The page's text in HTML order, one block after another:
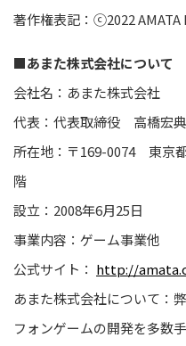
著作権表記：ⓒ2022 AMATA
■あまた株式会社について
会社名：あまた株式会社
代表：代表取締役 高橋宏典
所在地：〒169-0074 東京
階
設立：2008年6月25日
事業内容：ゲーム事業他
公式サイト： http://
あまた株式会社について：
フォンゲームの開発を多数